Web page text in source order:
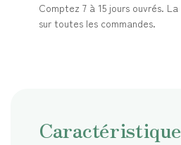
Comptez 7 à 15 jours ouvrés.
sur toutes les commandes.